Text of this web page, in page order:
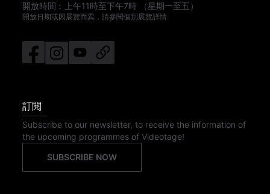
開放時間︰
上午11時至下午7時 （星期一至五）
開放日期或因展覽而異，請參閱個別展覽詳情
訂閱
Subscribe to our newsletter, to receive the information of
the upcoming programmes of Videotage!
SUBSCRIBE NOW